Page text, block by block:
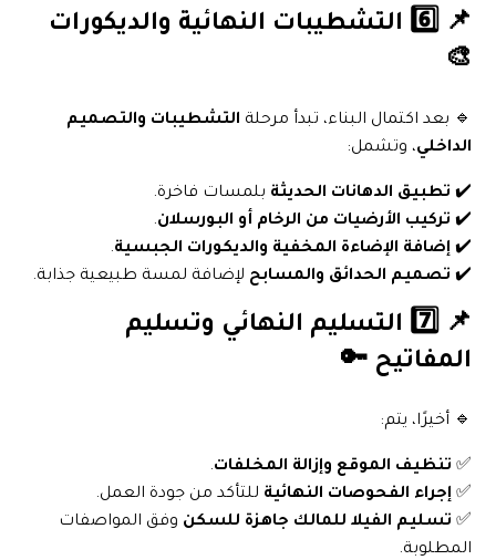
📌 6️⃣ التشطيبات النهائية والديكورات
🎨
🔹 بعد اكتمال البناء، تبدأ مرحلة التشطيبات والتصميم
الداخلي، وتشمل:
✔️ تطبيق الدهانات الحديثة بلمسات فاخرة.
✔️ تركيب الأرضيات من الرخام أو البورسلان.
✔️إضافة الإضاءة المخفية والديكورات الجبسية.
✔️ تصميم الحدائق والمسابح لإضافة لمسة طبيعية جذابة.
📌 7️⃣ التسليم النهائي وتسليم
المفاتيح 🔑
🔹 أخيرًا، يتم:
✅ تنظيف الموقع وإزالة المخلفات.
✅إجراء الفحوصات النهائية للتأكد من جودة العمل.
✅ تسليم الفيلا للمالك جاهزة للسكن وفق المواصفات
المطلوبة.